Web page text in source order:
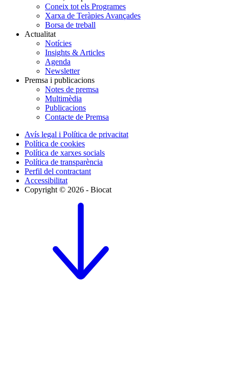
Coneix tot els Programes
Xarxa de Teràpies Avançades
Borsa de treball
Actualitat
Notícies
Insights & Articles
Agenda
Newsletter
Premsa i publicacions
Notes de premsa
Multimèdia
Publicacions
Contacte de Premsa
Avís legal i Política de privacitat
Política de cookies
Política de xarxes socials
Política de transparència
Perfil del contractant
Accessibilitat
Copyright © 2026 - Biocat